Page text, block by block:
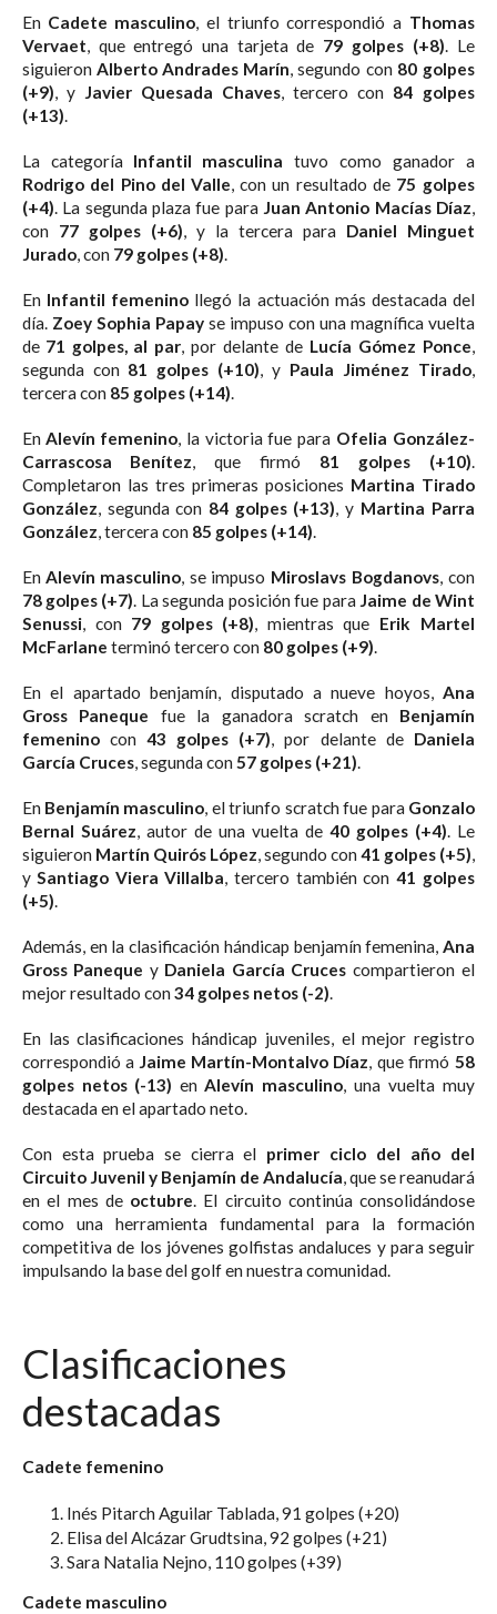
En Cadete masculino, el triunfo correspondió a Thomas
Vervaet, que entregó una tarjeta de 79 golpes (+8). Le
siguieron Alberto Andrades Marín, segundo con 80 golpes
(+9), y Javier Quesada Chaves, tercero con 84 golpes
(+13).
La categoría Infantil masculina tuvo como ganador a
Rodrigo del Pino del Valle, con un resultado de 75 golpes
(+4). La segunda plaza fue para Juan Antonio Macías Díaz,
con 77 golpes (+6), y la tercera para Daniel Minguet
Jurado, con 79 golpes (+8).
En Infantil femenino llegó la actuación más destacada del
día. Zoey Sophia Papay se impuso con una magnífica vuelta
de 71 golpes, al par, por delante de Lucía Gómez Ponce,
segunda con 81 golpes (+10), y Paula Jiménez Tirado,
tercera con 85 golpes (+14).
En Alevín femenino, la victoria fue para Ofelia González-
Carrascosa Benítez, que firmó 81 golpes (+10).
Completaron las tres primeras posiciones Martina Tirado
González, segunda con 84 golpes (+13), y Martina Parra
González, tercera con 85 golpes (+14).
En Alevín masculino, se impuso Miroslavs Bogdanovs, con
78 golpes (+7). La segunda posición fue para Jaime de Wint
Senussi, con 79 golpes (+8), mientras que Erik Martel
McFarlane terminó tercero con 80 golpes (+9).
En el apartado benjamín, disputado a nueve hoyos, Ana
Gross Paneque fue la ganadora scratch en Benjamín
femenino con 43 golpes (+7), por delante de Daniela
García Cruces, segunda con57 golpes (+21).
En Benjamín masculino, el triunfo scratch fue para Gonzalo
Bernal Suárez, autor de una vuelta de 40 golpes (+4). Le
siguieron Martín Quirós López, segundo con41 golpes (+5),
y Santiago Viera Villalba, tercero también con 41 golpes
(+5).
Además, en la clasificación hándicap benjamín femenina, Ana
Gross Paneque y Daniela García Cruces compartieron el
mejor resultado con34 golpes netos (-2).
En las clasificaciones hándicap juveniles, el mejor registro
correspondió a Jaime Martín-Montalvo Díaz, que firmó 58
golpes netos (-13) en Alevín masculino, una vuelta muy
destacada en el apartado neto.
Con esta prueba se cierra el primer ciclo del año del
Circuito Juvenil y Benjamín de Andalucía, que se reanudará
en el mes de octubre. El circuito continúa consolidándose
como una herramienta fundamental para la formación
competitiva de los jóvenes golfistas andaluces y para seguir
impulsando la base del golf en nuestra comunidad.
Clasificaciones
destacadas
Cadete femenino
Inés Pitarch Aguilar Tablada, 91 golpes (+20)
Elisa del Alcázar Grudtsina, 92 golpes (+21)
Sara Natalia Nejno, 110 golpes (+39)
Cadete masculino